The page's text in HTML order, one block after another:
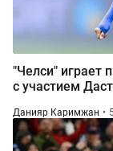
"Челси" играет
с участием
Данияр Каримжан